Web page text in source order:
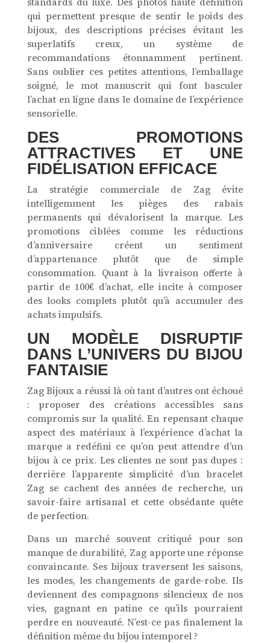
qui permettent presque de sentir le poids des
bijoux, des descriptions précises évitant les
superlatifs creux, un système de
recommandations étonnamment pertinent.
Sans oublier ces petites attentions, l’emballage
soigné, le mot manuscrit qui font basculer
l’achat en ligne dans le domaine de l’expérience
sensorielle.
DES PROMOTIONS
ATTRACTIVES ET UNE
FIDÉLISATION EFFICACE
La stratégie commerciale de Zag évite
intelligemment les pièges des rabais
permanents qui dévalorisent la marque. Les
promotions ciblées comme les réductions
d’anniversaire créent un sentiment
d’appartenance plutôt que de simple
consommation. Quant à la livraison offerte à
partir de 100€ d’achat, elle incite à composer
des looks complets plutôt qu’à accumuler des
achats impulsifs.
UN MODÈLE DISRUPTIF
DANS L’UNIVERS DU BIJOU
FANTAISIE
Zag Bijoux a réussi là où tant d’autres ont échoué
: proposer des créations accessibles sans
compromis sur la qualité. En repensant chaque
aspect des matériaux à l’expérience d’achat la
marque a redéfini ce qu’on peut attendre d’un
bijou à ce prix. Les clientes ne sont pas dupes :
derrière l’apparente simplicité d’un bracelet
Zag se cachent des années de recherche, un
savoir-faire artisanal et cette obsédante quête
de perfection.
Dans un marché souvent critiqué pour son
manque de durabilité, Zag apporte une réponse
convaincante. Ses bijoux traversent les saisons,
les modes, les changements de garde-robe. Ils
deviennent des compagnons silencieux de nos
vies, gagnant en patine ce qu’ils pourraient
perdre en nouveauté. N’est-ce pas finalement la
définition même du bijou intemporel ?